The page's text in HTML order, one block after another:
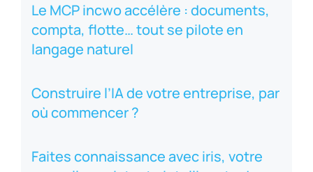
Le MCP incwo accélère : documents,
compta, flotte… tout se pilote en
langage naturel
Construire l’IA de votre entreprise, par
où commencer ?
Faites connaissance avec iris, votre